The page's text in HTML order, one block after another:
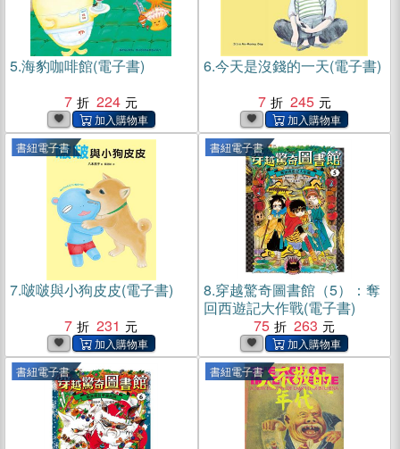
5.海豹咖啡館(電子書)
7
224
6.今天是沒錢的一天(電子書)
7
245
書紐電子書
7.啵啵與小狗皮皮(電子書)
7
231
書紐電子書
8.穿越驚奇圖書館（5）：奪
回西遊記大作戰(電子書)
75
263
書紐電子書 書紐電子書